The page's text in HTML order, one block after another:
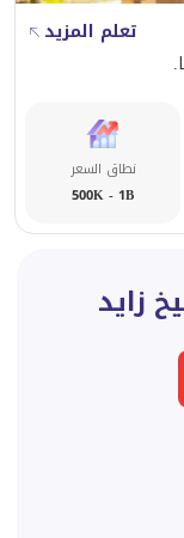
تعلم المزيد
نطاق السعر
500K - 1B
زايد